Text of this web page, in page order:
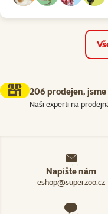
206 prodejen,
Naši experti na
Napište nám
eshop@superzoo.cz